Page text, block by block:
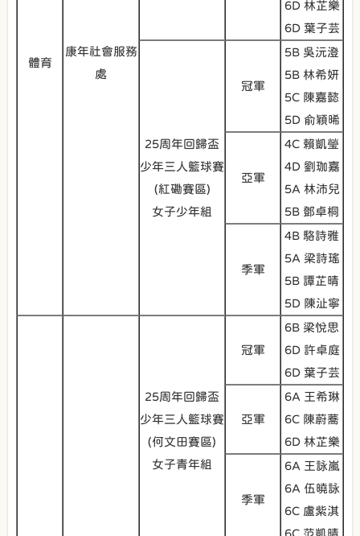
體育
康年社會服務
處
6D 林芷樂
6D 葉子芸
25周年回歸盃
少年三人籃球賽
(紅磡賽區)
女子少年組
冠軍
5B 吳沅澄
5B 林希妍
5C 陳嘉懿
5D 俞穎晞
亞軍
4C 賴凱瑩
4D 劉珈嘉
5A 林沛兒
5B 鄧卓桐
季軍
4B 駱詩雅
5A 梁詩瑤
5B 譚芷晴
5D 陳沚寧
25周年回歸盃
少年三人籃球賽
(何文田賽區)
女子青年組
冠軍
6B 梁悅思
6D 許卓庭
6D 葉子芸
亞軍
6A 王希琳
6C 陳蔚蕎
6D 林芷樂
季軍
6A 王詠嵐
6A 伍曉詠
6C 盧紫淇
6C 范凱晴